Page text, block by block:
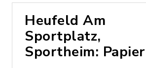
Heufeld Am
Sportplatz,
Sportheim: Papier